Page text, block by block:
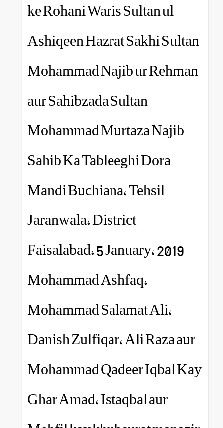
ke Rohani Waris
Ashiqeen Hazrat
Mohammad Najib ur
aur Sahibzada Sultan
Mohammad Murtaza
Sahib Ka Tableeghi
Mandi Buchiana,
Jaranwala, District
Faisalabad, 5 January,
Mohammad Ashfaq,
Mohammad Salamat
Danish Zulfiqar, Ali
Mohammad Qadeer
Ghar Amad, Istaqbal